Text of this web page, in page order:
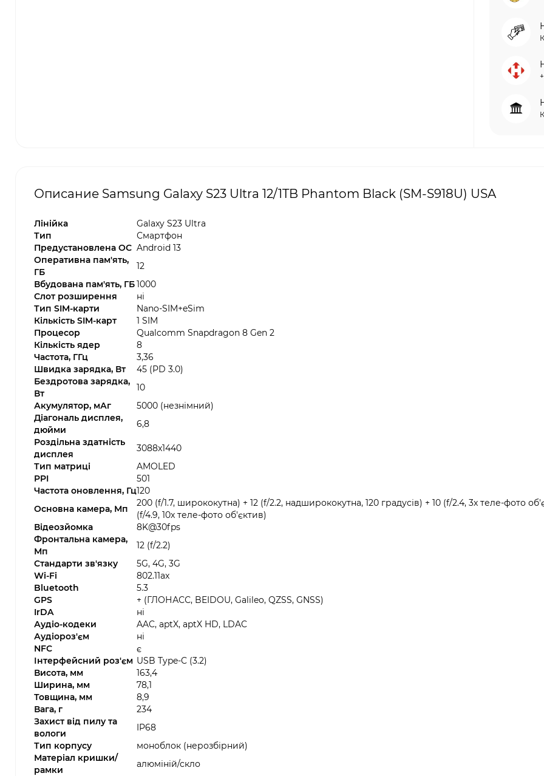
Описание Samsung Galaxy S23 Ultra 12/1TB Phantom Black (SM-S918U) USA
Лінійка
Galaxy S23 Ultra
Тип
Смартфон
Предустановлена ОС Android 13
Оперативна пам'ять,
ГБ
12
Вбудована пам'ять, ГБ1000
Слот розширення
ні
Тип SIM-карти
Nano-SIM+eSim
Кількість SIM-карт
1 SIM
Процесор
Qualcomm Snapdragon 8 Gen 2
Кількість ядер
8
Частота, ГГц
3,36
Швидка зарядка, Вт
45 (PD 3.0)
Бездротова зарядка,
Вт
10
Акумулятор, мАг
5000 (незнімний)
Діагональ дисплея,
дюйми
6,8
Роздільна здатність
дисплея
3088x1440
Тип матриці
AMOLED
PPI
501
Частота оновлення, Гц120
Основна камера, Мп
200 (f/1.7, ширококутна) + 12 (f/2.2, надширококутна, 120 градусів) + 10 (f/2.4, 3x теле-фото
(f/4.9, 10x теле-фото об'єктив)
Відеозйомка
8K@30fps
Фронтальна камера,
Мп
12 (f/2.2)
Стандарти зв'язку
5G, 4G, 3G
Wi-Fi
802.11ax
Bluetooth
5.3
GPS
+ (ГЛОНАСС, BEIDOU, Galileo, QZSS, GNSS)
IrDA
ні
Аудіо-кодеки
AAC, aptX, aptX HD, LDAC
Аудіороз'єм
ні
NFC
є
Інтерфейсний роз'єм USB Type-C (3.2)
Висота, мм
163,4
Ширина, мм
78,1
Товщина, мм
8,9
Вага, г
234
Захист від пилу та
вологи
IP68
Тип корпусу
моноблок (нерозбірний)
Матеріал кришки/
рамки
алюміній/скло